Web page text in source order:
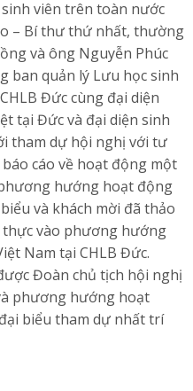
viên trên toàn nước
– Bí thư thứ nhất, thường
và ông Nguyễn Phúc
ban quản lý Lưu học sinh
Đức cùng đại diện
tại Đức và đại diện sinh
tham dự hội nghị với tư
cáo về hoạt động một
hướng hoạt động
và khách mời đã thảo
vào phương hướng
Nam tại CHLB Đức.
Đoàn chủ tịch hội nghị
phương hướng hoạt
biểu tham dự nhất trí